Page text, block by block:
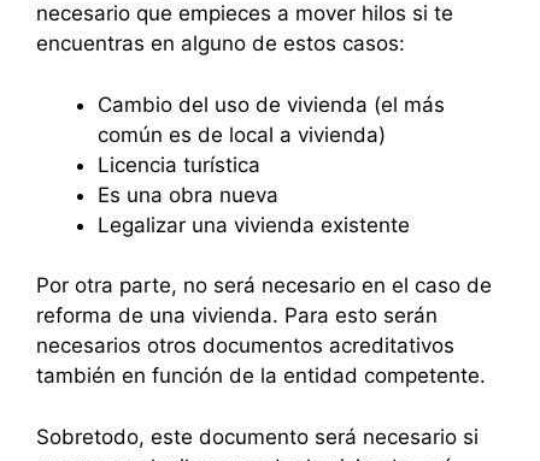
necesario que empieces a mover hilos si te
encuentras en alguno de estos casos:
Cambio del uso de vivienda (el más
común es de local a vivienda)
Licencia turística
Es una obra nueva
Legalizar una vivienda existente
Por otra parte, no será necesario en el caso de
reforma de una vivienda. Para esto serán
necesarios otros documentos acreditativos
también en función de la entidad competente.
Sobretodo, este documento será necesario si